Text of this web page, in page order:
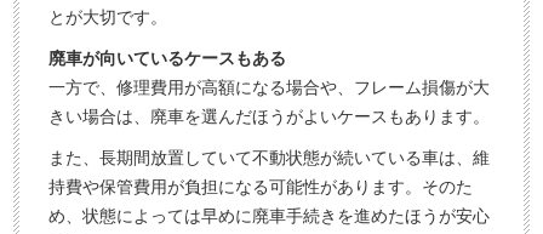
とが大切です。
廃車が向いているケースもある
一方で、修理費用が高額になる場合や、フレーム損傷が大
きい場合は、廃車を選んだほうがよいケースもあります。
また、長期間放置していて不動状態が続いている車は、維
持費や保管費用が負担になる可能性があります。そのた
め、状態によっては早めに廃車手続きを進めたほうが安心